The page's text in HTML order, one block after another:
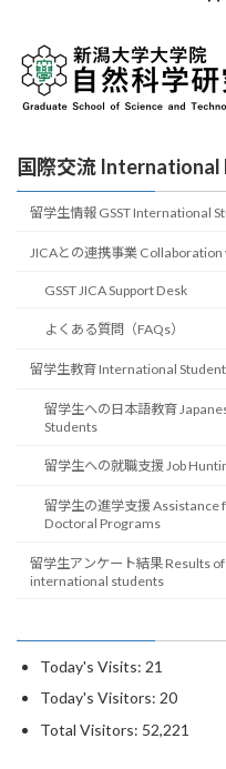
国際交流 International
留学生情報 GSST International
JICAとの連携事業 Collaboration
GSST JICA Support Desk
よくある質問（FAQs）
留学生教育 International
留学生への日本語教育
Students
留学生への就職支援 Job
留学生の進学支援 Assistance
Doctoral Programs
留学生アンケート結果 Results
international students
Today's Visits: 21
Today's Visitors: 20
Total Visitors: 52,221